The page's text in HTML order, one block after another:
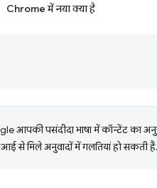
Chrome में नया क्या है
आपकी पसंदीदा भाषा में कॉन्टेंट का
से मिले अनुवादों में गलतियां हो सकती हैं.